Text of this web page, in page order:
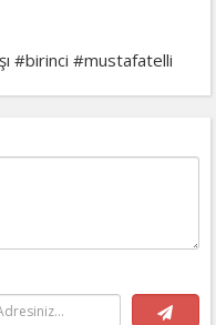
#birinci #mustafatelli